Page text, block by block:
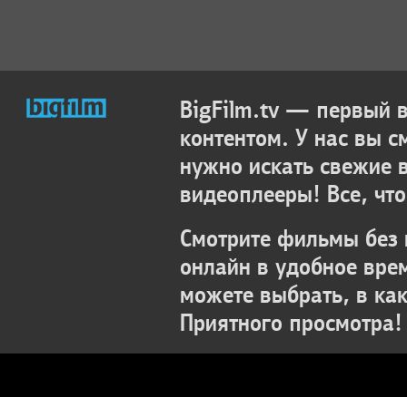
BigFilm.tv — первый
контентом. У нас вы
нужно искать свежие
видеоплееры! Все,
Смотрите фильмы без
онлайн в удобное
можете выбрать, в
Приятного просмотра!